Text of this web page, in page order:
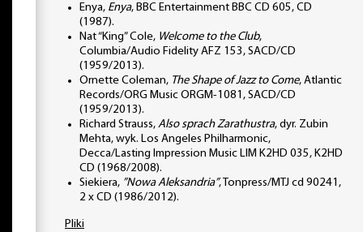
Enya, Enya, BBC Entertainment BBC CD 605, CD
(1987).
Nat “King” Cole, Welcome to the Club,
Columbia/Audio Fidelity AFZ 153, SACD/CD
(1959/2013).
Ornette Coleman, The Shape of Jazz to Come, Atlantic
Records/ORG Music ORGM-1081, SACD/CD
(1959/2013).
Richard Strauss, Also sprach Zarathustra, dyr. Zubin
Mehta, wyk. Los Angeles Philharmonic,
Decca/Lasting Impression Music LIM K2HD 035, K2HD
CD (1968/2008).
Siekiera, ”Nowa Aleksandria”, Tonpress/MTJ cd 90241,
2 x CD (1986/2012).
Pliki